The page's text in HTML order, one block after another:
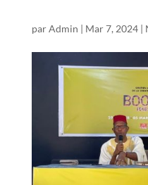
parAdmin | Mar 7, 2024|